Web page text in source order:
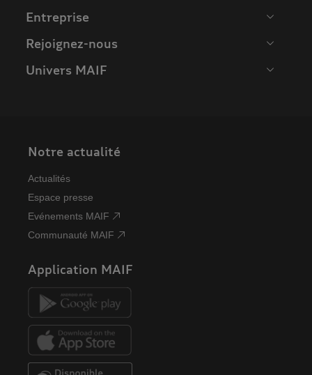
Entreprise
Rejoignez-nous
Univers MAIF
Notre actualité
Actualités
Espace presse
Evénements MAIF
Communauté MAIF
Application MAIF